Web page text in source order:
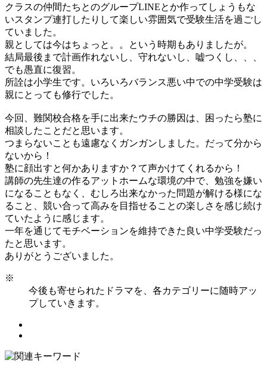
クラスの仲間たちとのグループLINEとか作ってしょうもな
いスタンプ連打したりして楽しい雰囲気で受験生活を過ごし
ていました。
親としては今はちょっと。。という時期もありましたが。
結局最後まで計画作れないし、守れないし、嘘つくし、、、
でも愚直に復習。
所詮は小学生です。いろいろバランス悪い中での中学受験は
親にとっても修行でした。
今回、難関校合格を手に出来たウチの勝因は、困ったら塾に
相談したことだと思います。
つまらないことも遠慮なくガンガンしました。だって分から
ないから！
塾に顔出すと何かありますか？て声かけてくれるから！
講師の先生達の作るアットホームな環境の中で、勉強を嫌い
になることもなく、むしろ出来なかった問題が解ける様にな
ること、競い合って高みを目指せることの楽しさを感じ続け
ていたように感じます。
一年を通じてモチベーションを維持できた良い中学受験だっ
たと思います。
ありがとうございました。
※
今後も寄せられたドラマを、各カテゴリーに随時アッ
プしていきます。